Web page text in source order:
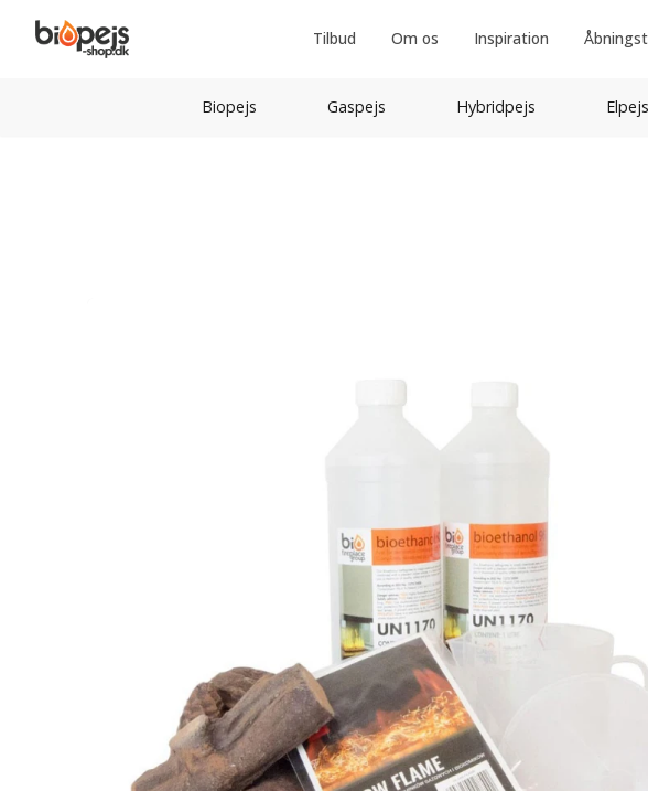
Tilbud Om os Inspiration
Biopejs Gaspejs Hybridpejs Elpejs